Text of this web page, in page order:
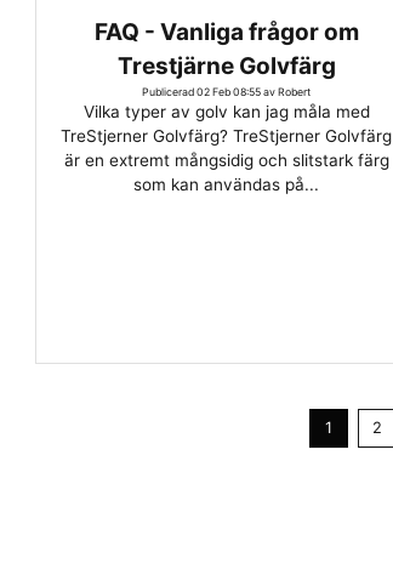
FAQ - Vanliga frågor om
Trestjärne Golvfärg
Publicerad 02 Feb 08:55 av Robert
Vilka typer av golv kan jag måla med
TreStjerner Golvfärg? TreStjerner Golvfärg
är en extremt mångsidig och slitstark färg
som kan användas på...
1 2